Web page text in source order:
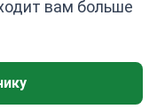
вам больше